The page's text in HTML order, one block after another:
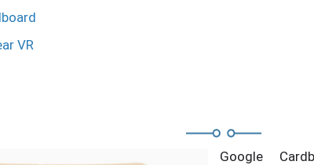
VR
Google